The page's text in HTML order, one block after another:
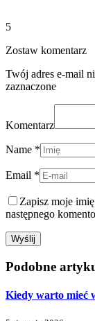
5
Zostaw komentarz
Twój adres e-mail
zaznaczone
Komentarz
Name *
Email *
Zapisz moje
następnego
Podobne
Kiedy warto mieć